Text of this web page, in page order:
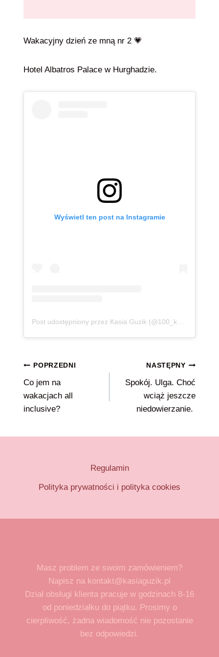
Wakacyjny dzień ze mną nr 2 💗
Hotel Albatros Palace w Hurghadzie.
Wyświetl ten post na Instagramie
Nawigacja
wpisu
POPRZEDNI
Co jem na
wakacjach all
inclusive?
NASTĘPNY
Spokój. Ulga. Choć
wciąż jeszcze
niedowierzanie.
Regulamin
Polityka prywatności i polityka cookies
Masz problem ze swoim zamówieniem?
Napisz na kontakt@kasiaguzik.pl
Dział obsługi klienta pracuje w godzinach 8-16
od poniedziałku do piątku. Prosimy o
cierpliwość, żadna wiadomość nie pozostanie
bez odpowiedzi.